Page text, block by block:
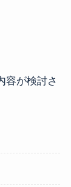
容が検討さ